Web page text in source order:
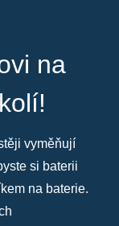
na
vyměňují
si baterii
na baterie.